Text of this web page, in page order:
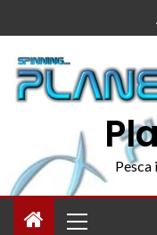
Pesca